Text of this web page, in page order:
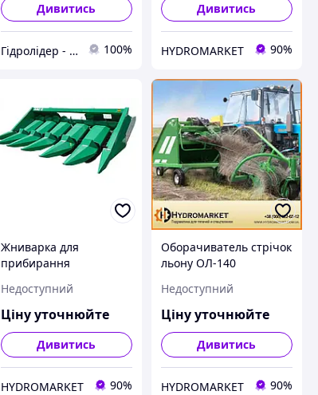
Дивитись
Гідролідер - агротехніка, промислове та будівельне обладнання 100%
Дивитись
HYDROMARKET 90%
Жниварка для
прибирання
комбайнів ПЗС-8-12
Недоступний
Ціну уточнюйте
Дивитись
HYDROMARKET 90%
Оборачиватель стрічок
льону ОЛ-140
Недоступний
Ціну уточнюйте
Дивитись
HYDROMARKET 90%